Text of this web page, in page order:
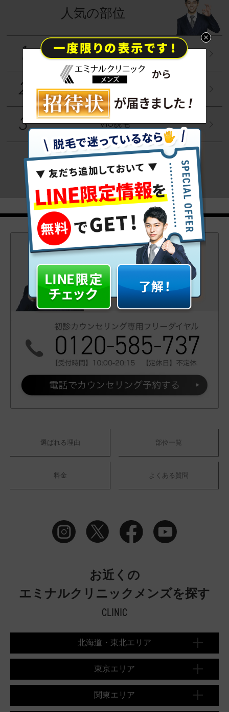
人気の部位
ヒゲ脱毛
全身脱毛
VIO脱毛
部位一覧へ
選ばれる理由
料金
部位一覧
よくある質問
お近くの
エミナルクリニックメンズを探す
CLINIC
北海道・東北エリア
東京エリア
関東エリア